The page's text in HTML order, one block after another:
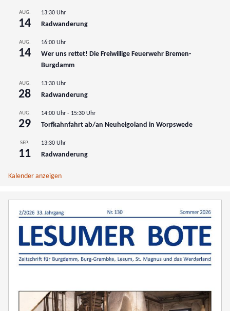
AUG.
14
13:30 Uhr
Radwanderung
AUG.
14
16:00 Uhr
Wer uns rettet! Die Freiwillige Feuerwehr Bremen-
Burgdamm
AUG.
28
13:30 Uhr
Radwanderung
AUG.
29
14:00 Uhr - 15:30 Uhr
Torfkahnfahrt ab/an Neuhelgoland in Worpswede
SEP.
11
13:30 Uhr
Radwanderung
Kalender anzeigen